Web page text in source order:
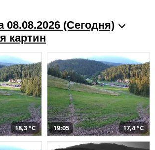
08.08.2026 (Cегодня)
картин
18,3 °C 19:05 17,4 °C